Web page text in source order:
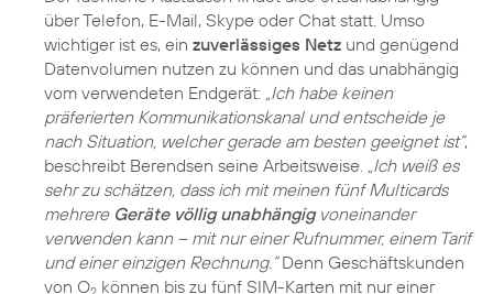
über Telefon, E-Mail, Skype oder Chat statt. Umso
wichtiger ist es, ein zuverlässiges Netz und genügend
Datenvolumen nutzen zu können und das unabhängig
vom verwendeten Endgerät: „Ich habe keinen
präferierten Kommunikationskanal und entscheide je
nach Situation, welcher gerade am besten geeignet ist“,
beschreibt Berendsen seine Arbeitsweise. „Ich weiß es
sehr zu schätzen, dass ich mit meinen fünf Multicards
mehrere Geräte völlig unabhängigvoneinander
verwenden kann – mit nur einer Rufnummer, einem Tarif
und einer einzigen Rechnung.“Denn Geschäftskunden
von O können bis zu fünf SIM-Karten mit nur einer